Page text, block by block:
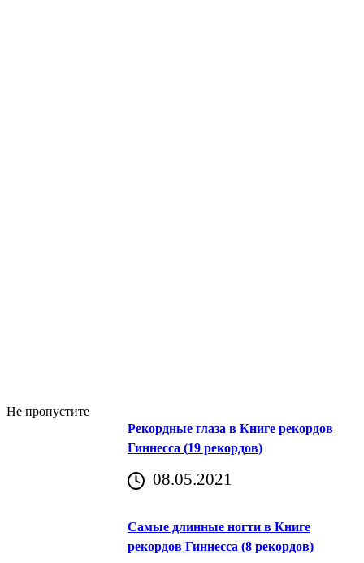
Не пропустите
Рекордные глаза в Книге рекордов
Гиннесса (19 рекордов)
08.05.2021
Самые длинные ногти в Книге
рекордов Гиннесса (8 рекордов)